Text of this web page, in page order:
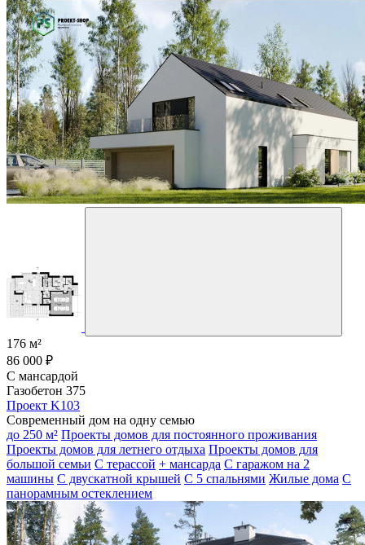
176 м²
86 000 ₽
С мансардой
Газобетон 375
Проект K103
Современный дом на одну семью
до 250 м² Проекты домов для постоянного проживания
Проекты домов для летнего отдыха Проекты домов для
большой семьи С терассой + мансарда С гаражом на 2
машины С двускатной крышей С 5 спальнями Жилые дома С
панорамным остеклением